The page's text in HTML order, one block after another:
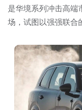
是华境系列冲击高端
场，试图以强强联合